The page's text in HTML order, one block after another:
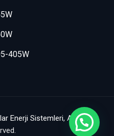
405W
Enerji Sistemleri, All Rights